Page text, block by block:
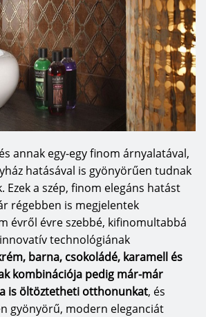
annak egy-egy finom árnyalatával,
hatásával is gyönyörűen tudnak
Ezek a szép, finom elegáns hatást
régebben is megjelentek
évről évre szebbé, kifinomultabbá
technológiának
barna, csokoládé, karamell és
kombinációja pedig már-már
is öltöztetheti otthonunkat, és
gyönyörű, modern eleganciát